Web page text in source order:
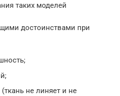
таких моделей
достоинствами при
не линяет и не